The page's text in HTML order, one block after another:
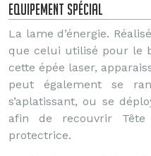
Equipement spécial
La lame d’énergie.
que celui utilisé pour le
cette épée laser,
peut également se
s’aplatissant, ou se
afin de recouvrir Tête
protectrice.